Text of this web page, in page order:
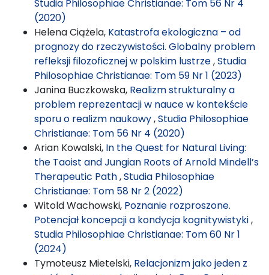
Studia Philosophiae Christianae: Tom 56 Nr 4
(2020)
Helena Ciążela, Katastrofa ekologiczna – od
prognozy do rzeczywistości. Globalny problem
refleksji filozoficznej w polskim lustrze,Studia
Philosophiae Christianae: Tom 59 Nr 1 (2023)
Janina Buczkowska, Realizm strukturalny a
problem reprezentacji w nauce w kontekście
sporu o realizm naukowy,Studia Philosophiae
Christianae: Tom 56 Nr 4 (2020)
Arian Kowalski, In the Quest for Natural Living:
the Taoist and Jungian Roots of Arnold Mindell’s
Therapeutic Path,Studia Philosophiae
Christianae: Tom 58 Nr 2 (2022)
Witold Wachowski, Poznanie rozproszone.
Potencjał koncepcji a kondycja kognitywistyki,
Studia Philosophiae Christianae: Tom 60 Nr 1
(2024)
Tymoteusz Mietelski, Relacjonizm jako jeden z